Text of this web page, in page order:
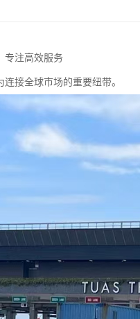
专注高效服务
接全球市场的重要纽带。